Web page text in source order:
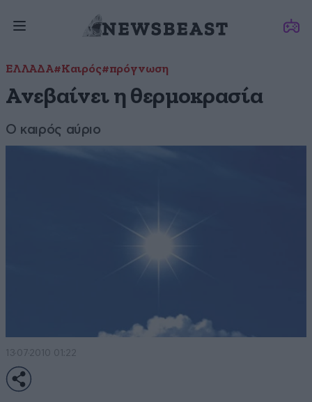
ΕΛΛΑΔΑ#Καιρός#πρόγνωση
Ανεβαίνει η θερμοκρασία
Ο καιρός αύριο
13·07·2010 01:22